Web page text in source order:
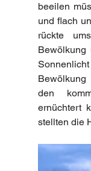
beeilen
und flach
rückte
den
ernüchtert
stellten die